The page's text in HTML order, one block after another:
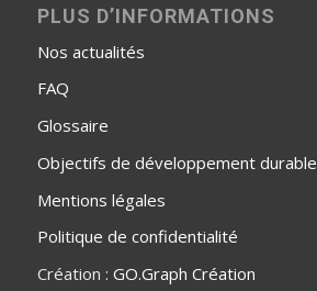
PLUS D’INFORMATIONS
Nos actualités
FAQ
Glossaire
Objectifs de développement durable
Mentions légales
Politique de confidentialité
Création : GO.Graph Création